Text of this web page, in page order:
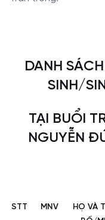
DANH
SINH/
TẠI BUỔI
NGUYỄN
STT MNV
HỌ VÀ